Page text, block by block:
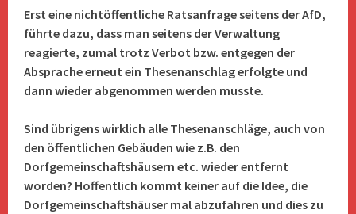
Erst eine nichtöffentliche Ratsanfrage seitens der AfD,
führte dazu, dass man seitens der Verwaltung
reagierte, zumal trotz Verbot bzw. entgegen der
Absprache erneut ein Thesenanschlag erfolgte und
dann wieder abgenommen werden musste.
Sind übrigens wirklich alle Thesenanschläge, auch von
den öffentlichen Gebäuden wie z.B. den
Dorfgemeinschaftshäusern etc. wieder entfernt
worden? Hoffentlich kommt keiner auf die Idee, die
Dorfgemeinschaftshäuser mal abzufahren und dies zu